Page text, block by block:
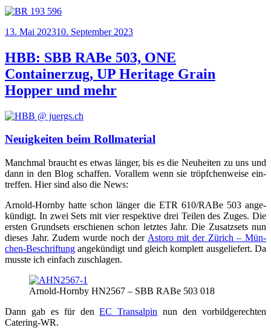
Veröffentlicht
13. Mai 202310. September 2023
HBB: SBB RABe 503, ONE
Containerzug, UP Heritage Grain
Hopper und mehr
Neuigkeiten beim Rollmaterial
Manch­mal braucht es etwas län­ger, bis es die Neu­hei­ten zu uns und
dann in den Blog schaf­fen. Vor­al­lem wenn sie tröpf­chen­wei­se ein­
tref­fen. Hier sind also die News:
Arnold-Horn­by hat­te schon län­ger die ETR 610/RABe 503 ange­
kün­digt. In zwei Sets mit vier respek­ti­ve drei Tei­len des Zuges. Die
ers­ten Grund­sets erschie­nen schon letz­tes Jahr. Die Zusatz­sets nun
die­ses Jahr. Zudem wur­de noch der Asto­ro mit der Zürich – Mün­
chen-Beschrif­tung ange­kün­digt und gleich kom­plett aus­ge­lie­fert. Da
muss­te ich ein­fach zuschlagen.
Arnold-Horn­by HN2567 – SBB RABe 503 018
Dann gab es für denEC Tran­sal­pin nun den vor­bild­ge­rech­ten
Catering-WR.